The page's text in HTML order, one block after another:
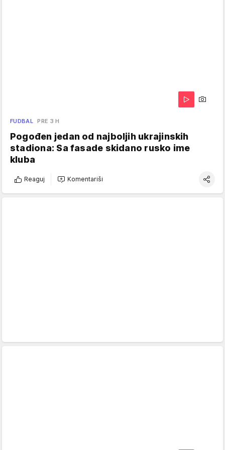
FUDBAL PRE 3 H
Pogođen jedan od najboljih ukrajinskih
stadiona: Sa fasade skidano rusko ime
kluba
Reaguj Komentariši